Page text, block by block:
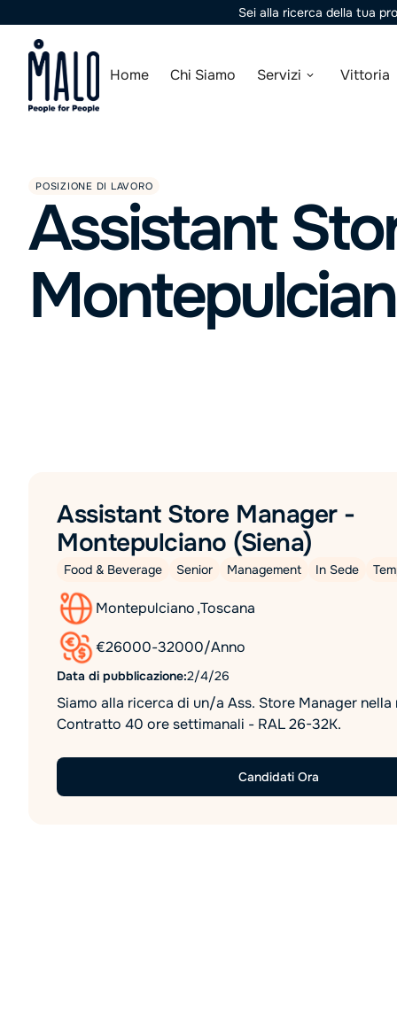
Sei alla ricerca della tua
Home Chi Siamo Servizi Vittoria
POSIZIONE DI LAVORO
Assistant
Assistant Store Manager -
Montepulciano (Siena)
Food & Beverage Senior Management In Sede
Montepulciano,Toscana
€26000-32000/Anno
Data di pubblicazione:2/4/26
Siamo alla ricerca di un/a Ass. Store Manager
Contratto 40 ore settimanali - RAL 26-32K.
Candidati Ora